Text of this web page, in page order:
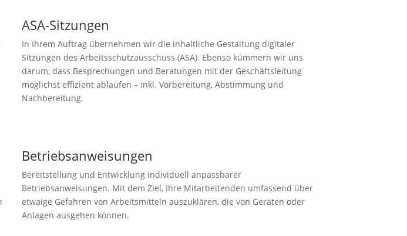
ASA-Sitzungen
In Ihrem Auftrag übernehmen wir die inhaltliche Gestaltung digitaler
Sitzungen des Arbeitsschutzausschuss (ASA). Ebenso kümmern wir uns
darum, dass Besprechungen und Beratungen mit der Geschäftsleitung
möglichst effizient ablaufen – inkl. Vorbereitung, Abstimmung und
Nachbereitung.
Betriebsanweisungen
Bereitstellung und Entwicklung individuell anpassbarer
Betriebsanweisungen. Mit dem Ziel, Ihre Mitarbeitenden umfassend über
etwaige Gefahren von Arbeitsmitteln auszuklären, die von Geräten oder
Anlagen ausgehen können.